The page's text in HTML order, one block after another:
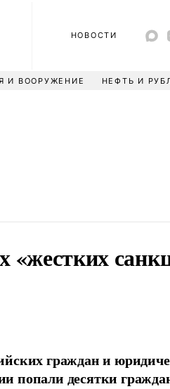
НОВОСТИ
И ВООРУЖЕНИЕ НЕФТЬ И
граждан и
попали десятки